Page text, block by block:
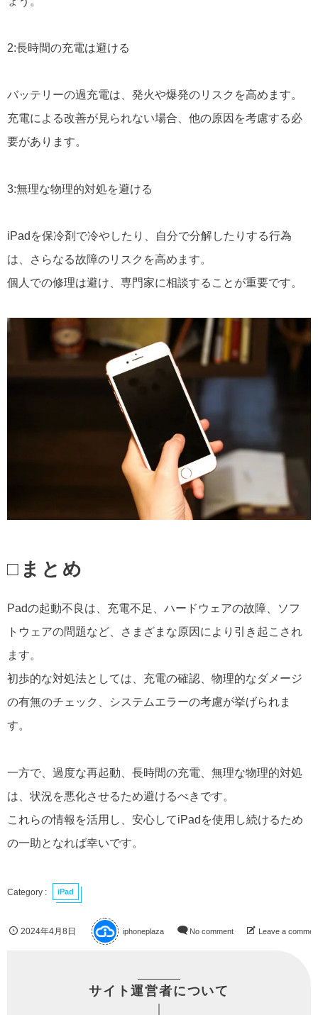
2:長時間の充電は避ける
バッテリーの過充電は、発火や爆発のリスクを高めます。
充電による改善が見られない場合、他の原因を考慮する必
要があります。
3:無理な物理的対処を避ける
iPadを保冷剤で冷やしたり、自分で分解したりする行為
は、さらなる故障のリスクを高めます。
個人での修理は避け、専門家に相談することが重要です。
□まとめ
Padの起動不良は、充電不足、ハードウェアの故障、ソフ
トウェアの問題など、さまざまな原因により引き起こされ
ます。
初歩的な対処法としては、充電の確認、物理的なダメージ
の有無のチェック、システムエラーの考慮が挙げられま
す。
一方で、過度な再起動、長時間の充電、無理な物理的対処
は、状況を悪化させるため避けるべきです。
これらの情報を活用し、安心してiPadを使用し続けるため
の一助となれば幸いです。
iPad
2024年4月8日 iphoneplaza No comment Leave a
サイト運営者について